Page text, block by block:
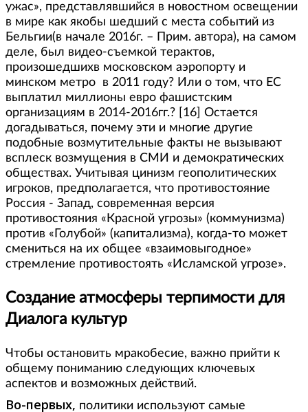
ужас», представлявшийся в новостном освещении
в мире как якобы шедший с места событий из
Бельгии(в начале 2016г. – Прим. автора), на самом
деле, был видео-съемкой терактов,
произошедшихв московском аэропорту и
минском метро в 2011 году? Или о том, что ЕС
выплатил миллионы евро фашистским
организациям в 2014-2016гг.? [16] Остается
догадываться, почему эти и многие другие
подобные возмутительные факты не вызывают
всплеск возмущения в СМИ и демократических
обществах. Учитывая цинизм геополитических
игроков, предполагается, что противостояние
Россия - Запад, современная версия
противостояния «Красной угрозы» (коммунизма)
против «Голубой» (капитализма), когда-то может
смениться на их общее «взаимовыгодное»
стремление противостоять «Исламской угрозе».
Создание атмосферы терпимости для
Диалога культур
Чтобы остановить мракобесие, важно прийти к
общему пониманию следующих ключевых
аспектов и возможных действий.
Во-первых, политики используют самые